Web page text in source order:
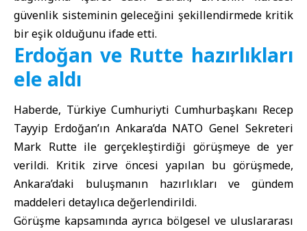
güvenlik sisteminin geleceğini şekillendirmede kritik
bir eşik olduğunu ifade etti.
Erdoğan ve Rutte hazırlıkları
ele aldı
Haberde, Türkiye Cumhuriyti Cumhurbaşkanı Recep
Tayyip Erdoğan’ın Ankara’da NATO Genel Sekreteri
Mark Rutte ile gerçekleştirdiği görüşmeye de yer
verildi. Kritik zirve öncesi yapılan bu görüşmede,
Ankara’daki buluşmanın hazırlıkları ve gündem
maddeleri detaylıca değerlendirildi.
Görüşme kapsamında ayrıca bölgesel ve uluslararası